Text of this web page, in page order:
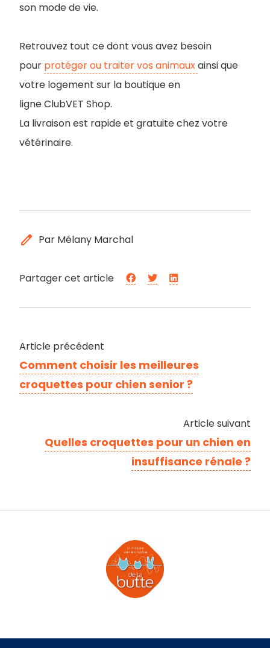
son mode de vie.
Retrouvez tout ce dont vous avez besoin
pour protéger ou traiter vos animauxainsi que
votre logement sur la boutique en
ligne ClubVET Shop.
La livraison est rapide et gratuite chez votre
vétérinaire.
edit Par Mélany Marchal
Partager cet article
Article précédent
Comment choisir les meilleures
croquettes pour chien senior ?
Article suivant
Quelles croquettes pour un chien en
insuffisance rénale ?